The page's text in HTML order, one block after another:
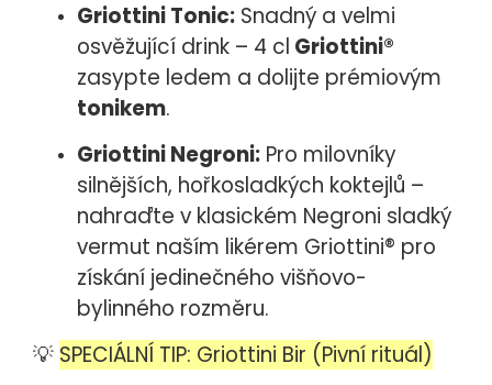
Griottini Tonic: Snadný a velmi
osvěžující drink – 4 cl Griottini®
zasypte ledem a dolijte prémiovým
tonikem.
Griottini Negroni: Pro milovníky
silnějších, hořkosladkých koktejlů –
nahraďte v klasickém Negroni sladký
vermut naším likérem Griottini® pro
získání jedinečného višňovo-
bylinného rozměru.
💡 SPECIÁLNÍ TIP: Griottini Bir (Pivní rituál)